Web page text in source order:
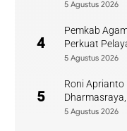
Kuranji
5 Agustus 2026
4
Pemkab
Perkuat
Bencana
5 Agustus 2026
5
Roni Aprianto
Kompetensi
5 Agustus 2026